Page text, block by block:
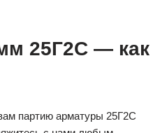
25Г2С — как
партию арматуры 25Г2С